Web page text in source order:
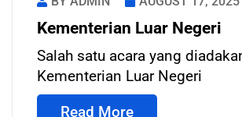
Kementerian Luar Negeri
Salah satu acara yang
Kementerian Luar Negeri
Read More